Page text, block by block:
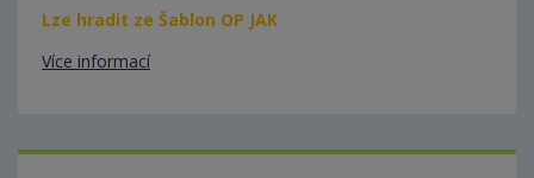
Lze hradit ze Šablon OP JAK
Více informací